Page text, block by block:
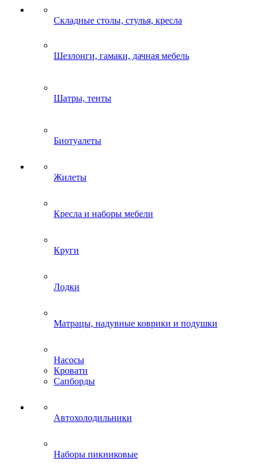
Складные столы, стулья, кресла
Шезлонги, гамаки, дачная мебель
Шатры, тенты
Биотуалеты
Жилеты
Кресла и наборы мебели
Круги
Лодки
Матрацы, надувные коврики и подушки
Насосы
Кровати
Сапборды
Автохолодильники
Наборы пикниковые